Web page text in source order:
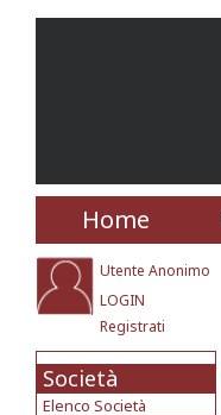
Home
Utente Anonimo
LOGIN
Registrati
Società
Elenco Società